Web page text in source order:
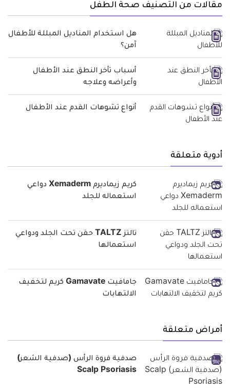
مقالات من التصنيف صحة الطفل
هل استخدام المناديل المبللة للأطفال
آمن؟
أسباب تأخر النطق عند الأطفال
وأعراضه وعلاجه
أنواع تشوهات القدم عند الأطفال
أدوية متعلقة
كريم زيماديرم Xemaderm دواعي
استعماله للجلد
تالتز TALTZ حقن تحت الجلد ودواعي
استعمالها
جامافيت Gamavate كريم لتخفيف
الالتهابات
أمراض متعلقة
صدفية فروة الرأس (صدفية الشعر)
Scalp Psoriasis